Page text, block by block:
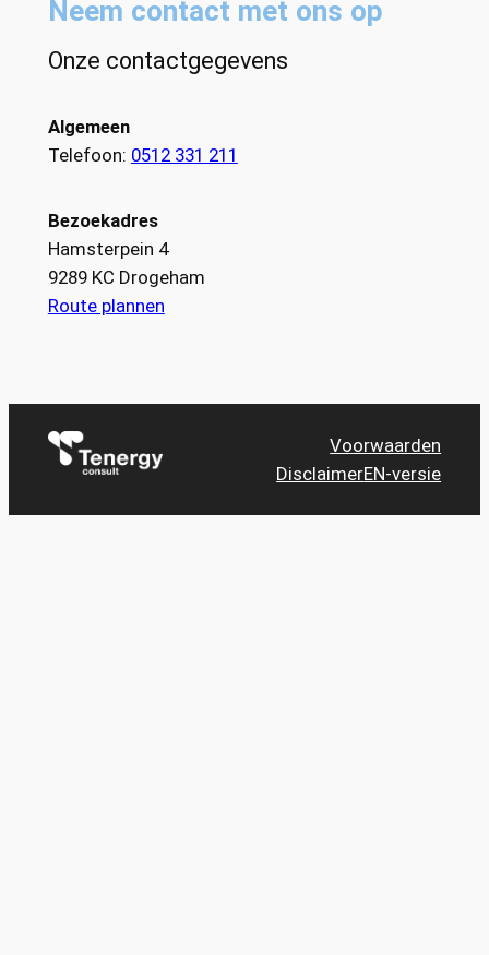
Neem contact met ons op
Onze contactgegevens
Algemeen
Telefoon: 0512 331 211
Bezoekadres
Hamsterpein 4
9289 KC Drogeham
Route plannen
Voorwaarden
DisclaimerEN-versie